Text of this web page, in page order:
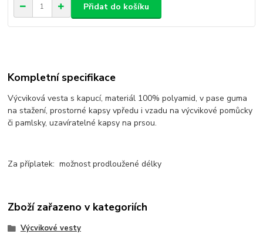
Přidat do košíku
Kompletní specifikace
Výcviková vesta s kapucí, materiál 100% polyamid, v pase guma
na stažení, prostorné kapsy vpředu i vzadu na výcvikové pomůcky
či pamlsky, uzavíratelné kapsy na prsou.
Za příplatek: možnost prodloužené délky
Zboží zařazeno v kategoriích
Výcvikové vesty